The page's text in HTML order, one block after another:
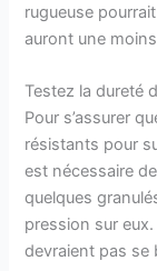
rugueuse
auront une
Testez la dureté
Pour s’assurer
résistants pour
est nécessaire
quelques
pression sur
devraient pas se